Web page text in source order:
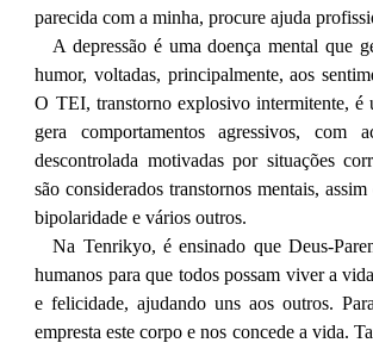
parecida com a minha, procure ajuda
A depressão é uma doença mental que
humor, voltadas, principalmente, aos
O TEI, transtorno explosivo intermitente, é
gera comportamentos agressivos, com
descontrolada motivadas por situações
são considerados transtornos mentais,
bipolaridade e vários outros.
Na Tenrikyo, é ensinado que Deus-
humanos para que todos possam viver a
e felicidade, ajudando uns aos outros.
empresta este corpo e nos concede a vida.